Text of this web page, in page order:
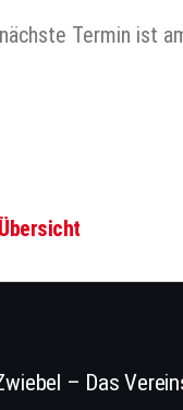
Termin ist
– Das